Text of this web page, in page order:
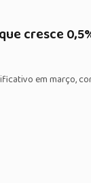
cresce
em março,